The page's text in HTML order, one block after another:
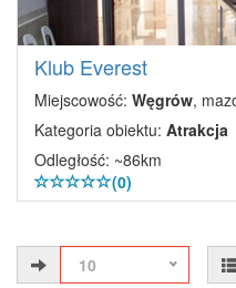
Klub Everest
Miejscowość: Węgrów,
Kategoria obiektu: Atrakcja
Odległość: ~86km
(0)
10